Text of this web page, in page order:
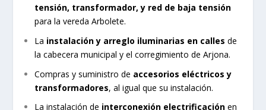
tensión, transformador, y red de baja tensión
para la vereda Arbolete.
La instalación y arreglo iluminarias en calles de
la cabecera municipal y el corregimiento de Arjona.
Compras y suministro de accesorios eléctricos y
transformadores, al igual que su instalación.
La instalación de interconexión electrificación en